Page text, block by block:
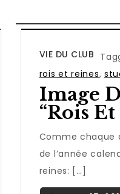
VIE DU CLUB
rois et reines,
Image
“rois Et
Comme chaque
de l’année
reines: […]